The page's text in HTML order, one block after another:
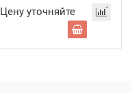
Цену уточняйте